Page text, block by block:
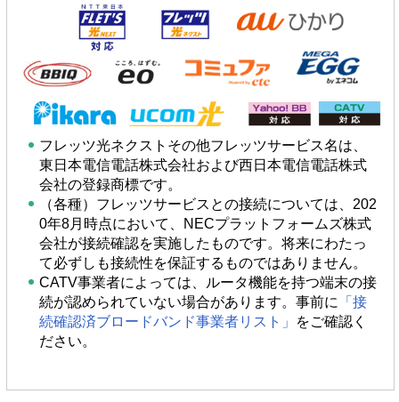
フレッツ光ネクストその他フレッツサービス名は、
東日本電信電話株式会社および西日本電信電話株式
会社の登録商標です。
（各種）フレッツサービスとの接続については、202
0年8月時点において、NECプラットフォームズ株式
会社が接続確認を実施したものです。将来にわたっ
て必ずしも接続性を保証するものではありません。
CATV事業者によっては、ルータ機能を持つ端末の接
続が認められていない場合があります。事前に
「接
続確認済ブロードバンド事業者リスト」
をご確認く
ださい。